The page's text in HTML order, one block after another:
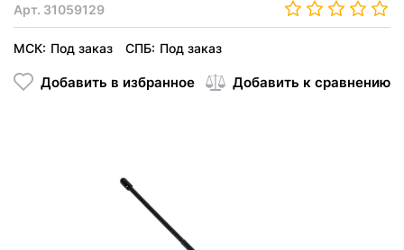
Арт. 31059129
МСК: Под заказ СПБ: Под заказ
Добавить в избранное Добавить к сравнению